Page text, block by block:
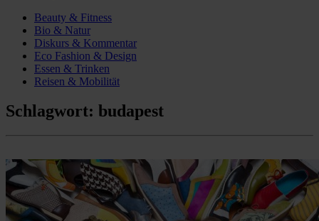
Beauty & Fitness
Bio & Natur
Diskurs & Kommentar
Eco Fashion & Design
Essen & Trinken
Reisen & Mobilität
Schlagwort: budapest